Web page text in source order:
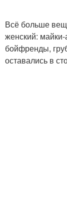
Всё больше
женский:
бойфренды,
оставались в